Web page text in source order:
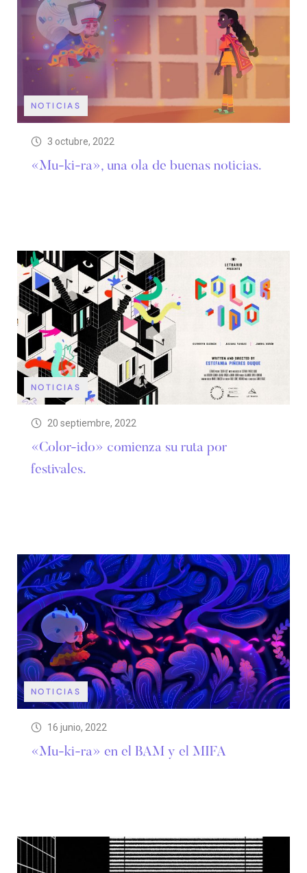
NOTICIAS
3 octubre, 2022
«Mu-ki-ra», una ola de buenas noticias.
NOTICIAS
20 septiembre, 2022
«Color-ido» comienza su ruta por
festivales.
NOTICIAS
16 junio, 2022
«Mu-ki-ra» en el BAM y el MIFA